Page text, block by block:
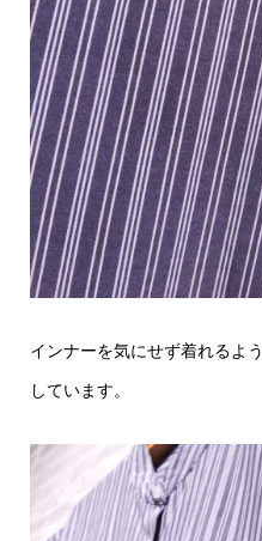
インナーを気にせず着れるよ
しています。